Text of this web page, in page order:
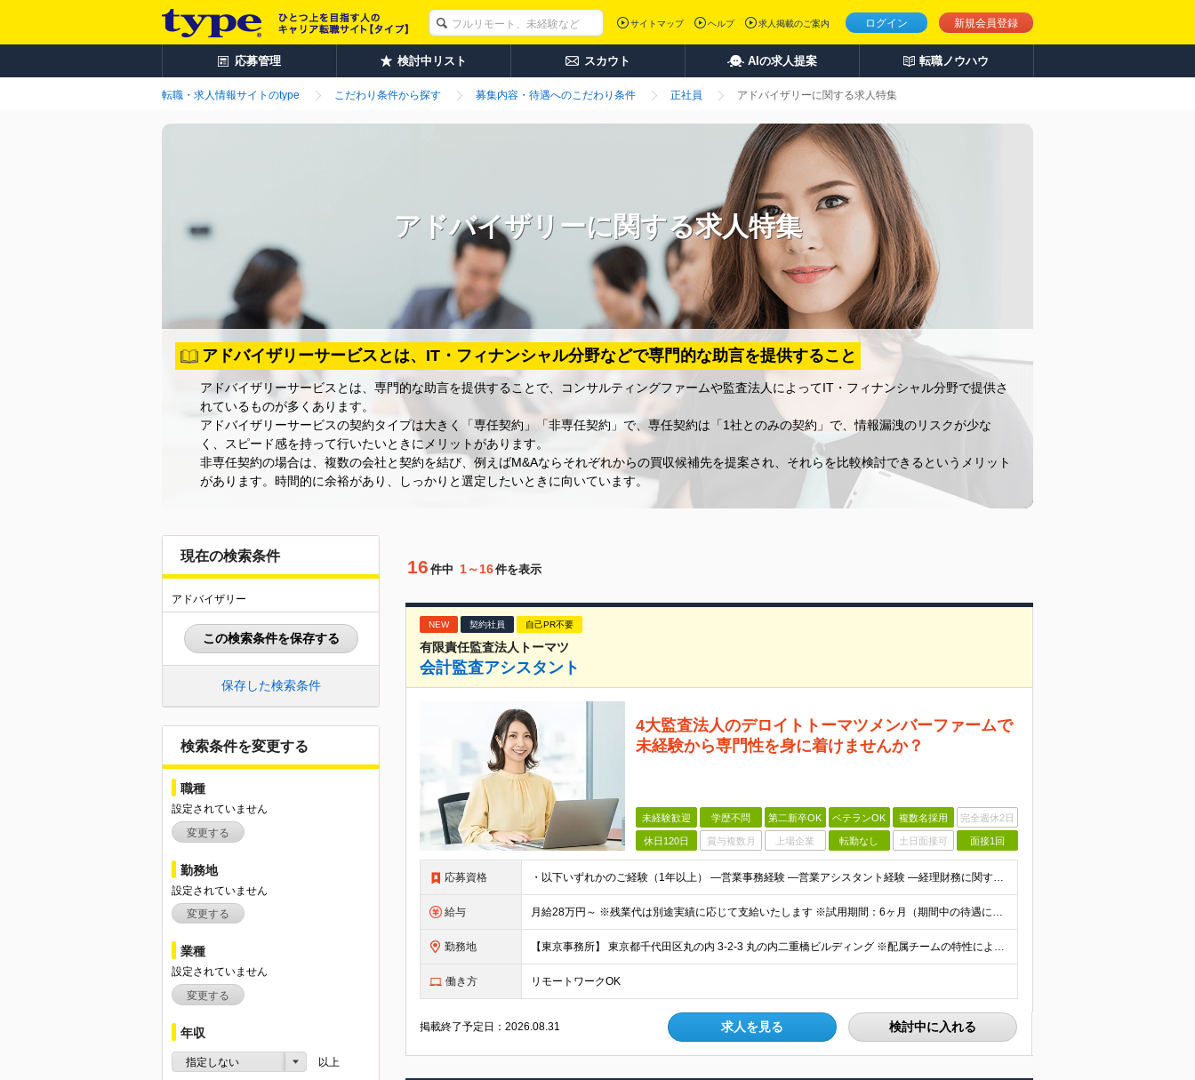
ログイン 新規会員登録
サイトマップ ヘルプ 求人掲載のご案内
応募管理 検討中リスト スカウト AIの求人提案 転職ノウハウ
転職・求人情報サイトのtype こだわり条件から探す 募集内容・待遇へのこだわり条件 正社員 アドバイザリーに関する求人特集
アドバイザリーに関する求人特集
アドバイザリーサービスとは、IT・フィナンシャル分野などで専門的な助言を提供すること
アドバイザリーサービスとは、専門的な助言を提供することで、コンサルティングファームや監査法人によってIT・フィナンシャル分野で提供さ
れているものが多くあります。
アドバイザリーサービスの契約タイプは大きく「専任契約」「非専任契約」で、専任契約は「1社とのみの契約」で、情報漏洩のリスクが少な
く、スピード感を持って行いたいときにメリットがあります。
非専任契約の場合は、複数の会社と契約を結び、例えばM&Aならそれぞれからの買収候補先を提案され、それらを比較検討できるというメリット
があります。時間的に余裕があり、しっかりと選定したいときに向いています。
現在の検索条件
アドバイザリー
この検索条件を保存する
保存した検索条件
検索条件を変更する
職種
設定されていません
変更する
勤務地
設定されていません
変更する
業種
設定されていません
変更する
年収
指定しない 以上
16 件中 1～16件を表示
NEW 契約社員 自己PR不要
有限責任監査法人トーマツ
会計監査アシスタント
4大監査法人のデロイトトーマツメンバーファームで
未経験から専門性を身に着けませんか？
未経験歓迎 学歴不問 第二新卒OK ベテランOK 複数名採用 完全週休2日
休日120日 賞与複数月 上場企業 転勤なし 土日面接可 面接1回
応募資格 ・以下いずれかのご経験（1年以上） ―営業事務経験 ―営業アシスタント経験 ―経理財務に関する経験 ・Microsoft Excel、Word、Outlook実務経験（一般的な業務使用が可能なこと）
給与 月給28万円～ ※残業代は別途実績に応じて支給いたします ※試用期間：6ヶ月（期間中の待遇に差異なし） ※1年間の有期雇用契約を5回繰り返します（最長5年） ※正社員登用制度あり
勤務地 【東京事務所】 東京都千代田区丸の内 3-2-3 丸の内二重橋ビルディング ※配属チームの特性により、監査クライアント先（東京近郊）勤務になることがあります ※変更の範囲：会社の定める範囲で変更の可能
働き方 リモートワークOK
掲載終了予定日：2026.08.31 求人を見る 検討中に入れる